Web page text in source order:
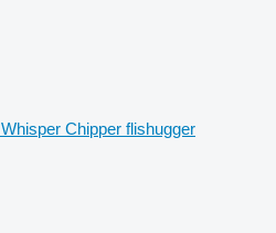
Whisper Chipper flishugger